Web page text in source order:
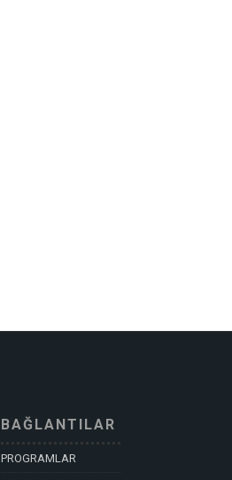
BAĞLANTILAR
PROGRAMLAR